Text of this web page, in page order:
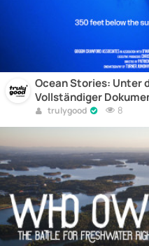
Ocean Stories: Unter
Vollständiger
trulygood 8